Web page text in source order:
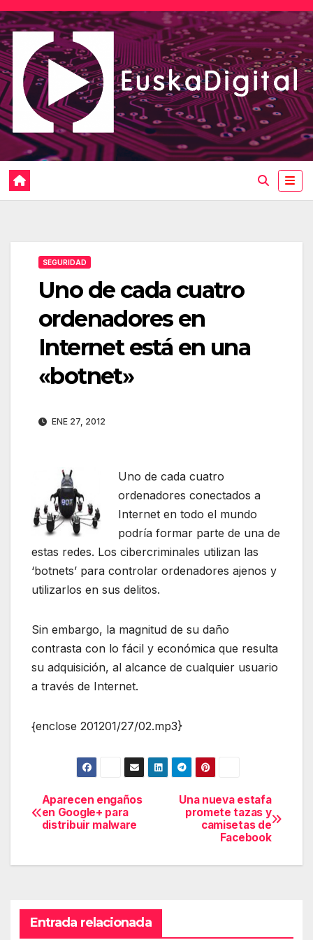
Saltar
al
contenido
SEGURIDAD
Uno de cada cuatro
ordenadores en
Internet está en una
«botnet»
ENE 27, 2012
Uno de cada cuatro
ordenadores conectados a
Internet en todo el mundo
podría formar parte de una de
estas redes. Los cibercriminales utilizan las
‘botnets’ para controlar ordenadores ajenos y
utilizarlos en sus delitos.
Sin embargo, la magnitud de su daño
contrasta con lo fácil y económica que resulta
su adquisición, al alcance de cualquier usuario
a través de Internet.
{enclose 201201/27/02.mp3}
Navegación
de
entradas
Una nueva estafa
promete tazas y
camisetas de
Facebook
Aparecen engaños
en Google+ para
distribuir malware
Entrada relacionada